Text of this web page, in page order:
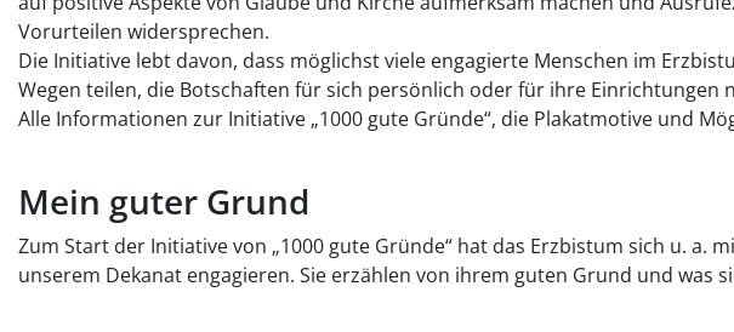
Vorurteilen widersprechen.
Die Initiative lebt davon, dass möglichst viele engagierte Menschen im
Wegen teilen, die Botschaften für sich persönlich oder für ihre
Alle Informationen zur Initiative „1000 gute Gründe“, die Plakatmotive und
Mein guter Grund
Zum Start der Initiative von „1000 gute Gründe“ hat das Erzbistum sich u. a.
unserem Dekanat engagieren. Sie erzählen von ihrem guten Grund und was